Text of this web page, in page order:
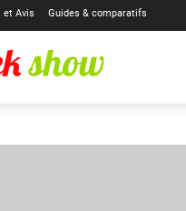
et Avis Guides & comparatifs